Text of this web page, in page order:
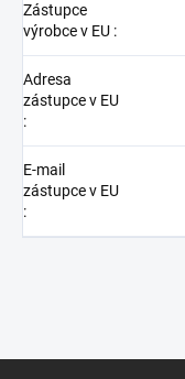
Zástupce
výrobce v EU :
Adresa
zástupce v EU
:
E-mail
zástupce v EU
: